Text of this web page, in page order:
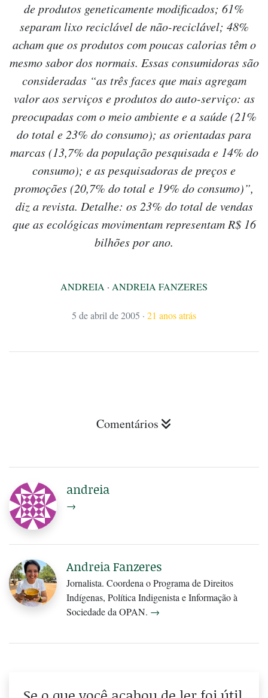
de produtos geneticamente modificados; 61%
separam lixo reciclável de não-reciclável; 48%
acham que os produtos com poucas calorias têm o
mesmo sabor dos normais. Essas consumidoras são
consideradas “as três faces que mais agregam
valor aos serviços e produtos do auto-serviço: as
preocupadas com o meio ambiente e a saúde (21%
do total e 23% do consumo); as orientadas para
marcas (13,7% da população pesquisada e 14% do
consumo); e as pesquisadoras de preços e
promoções (20,7% do total e 19% do consumo)”,
diz a revista. Detalhe: os 23% do total de vendas
que as ecológicas movimentam representam R$ 16
bilhões por ano.
ANDREIA · ANDREIA FANZERES
5 de abril de 2005 · 21 anos atrás
Comentários
andreia
→
Andreia Fanzeres
Jornalista. Coordena o Programa de Direitos
Indígenas, Política Indigenista e Informação à
Sociedade da OPAN. →